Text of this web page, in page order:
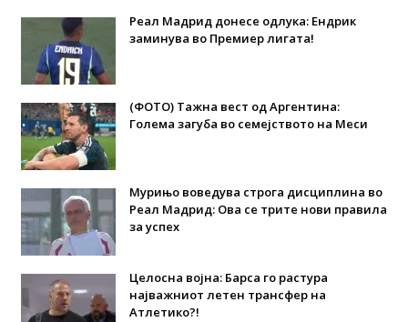
Реал Мадрид донесе одлука: Eндрик
заминува во Премиер лигата!
(ФОТО) Тажна вест од Аргентина:
Голема загуба во семејството на Меси
Мурињо воведува строга дисциплина во
Реал Мадрид: Ова се трите нови правила
за успех
Целосна војна: Барса го растура
најважниот летен трансфер на
Атлетико?!